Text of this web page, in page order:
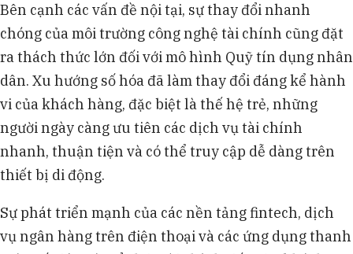
Bên cạnh các vấn đề nội tại, sự thay đổi nhanh
chóng của môi trường công nghệ tài chính cũng đặt
ra thách thức lớn đối với mô hình Quỹ tín dụng nhân
dân. Xu hướng số hóa đã làm thay đổi đáng kể hành
vi của khách hàng, đặc biệt là thế hệ trẻ, những
người ngày càng ưu tiên các dịch vụ tài chính
nhanh, thuận tiện và có thể truy cập dễ dàng trên
thiết bị di động.
Sự phát triển mạnh của các nền tảng fintech, dịch
vụ ngân hàng trên điện thoại và các ứng dụng thanh